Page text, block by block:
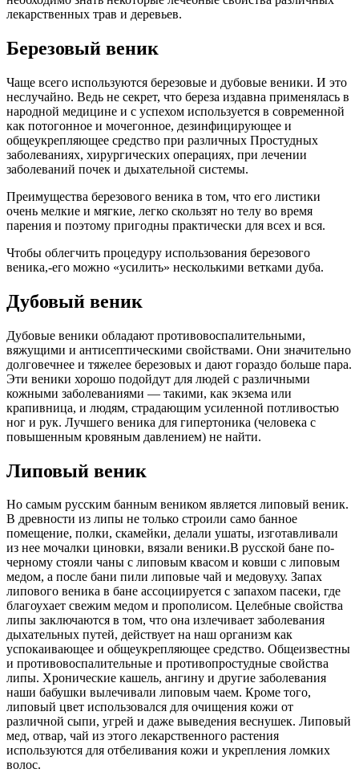
лекарственных трав и деревьев.
Березовый веник
Чаще всего используются березовые и дубовые веники. И это
неслучайно. Ведь не секрет, что береза издавна применялась в
народной медицине и с успехом используется в современной
как потогонное и мочегонное, дезинфицирующее и
общеукрепляющее средство при различных Простудных
заболеваниях, хирургических операциях, при лечении
заболеваний почек и дыхательной системы.
Преимущества березового веника в том, что его листики
очень мелкие и мягкие, легко скользят но телу во время
парения и поэтому пригодны практически для всех и вся.
Чтобы облегчить процедуру использования березового
веника,-его можно «усилить» несколькими ветками дуба.
Дубовый веник
Дубовые веники обладают противовоспалительными,
вяжущими и антисептическими свойствами. Они значительно
долговечнее и тяжелее березовых и дают гораздо больше пара.
Эти веники хорошо подойдут для людей с различными
кожными заболеваниями — такими, как экзема или
крапивница, и людям, страдающим усиленной потливостью
ног и рук. Лучшего веника для гипертоника (человека с
повышенным кровяным давлением) не найти.
Липовый веник
Но самым русским банным веником является липовый веник.
В древности из липы не только строили само банное
помещение, полки, скамейки, делали ушаты, изготавливали
из нее мочалки циновки, вязали веники.В русской бане по-
черному стояли чаны с липовым квасом и ковши с липовым
медом, а после бани пили липовые чай и медовуху. Запах
липового веника в бане ассоциируется с запахом пасеки, где
благоухает свежим медом и прополисом. Целебные свойства
липы заключаются в том, что она излечивает заболевания
дыхательных путей, действует на наш организм как
успокаивающее и общеукрепляющее средство. Общеизвестны
и противовоспалительные и противопростудные свойства
липы. Хронические кашель, ангину и другие заболевания
наши бабушки вылечивали липовым чаем. Кроме того,
липовый цвет использовался для очищения кожи от
различной сыпи, угрей и даже выведения веснушек. Липовый
мед, отвар, чай из этого лекарственного растения
используются для отбеливания кожи и укрепления ломких
волос.